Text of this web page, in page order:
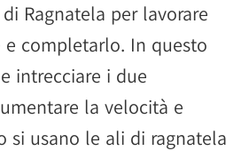
Ragnatela per lavorare
completarlo. In questo
intrecciare i due
la velocità e
si usano le ali di ragnatela